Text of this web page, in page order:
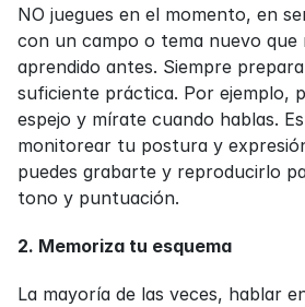
NO juegues en el momento, en
con un campo o tema nuevo que
aprendido antes. Siempre
suficiente práctica. Por ejemplo,
espejo y mírate cuando hablas.
monitorear tu postura y
puedes grabarte y reproducirlo
tono y puntuación.
2. Memoriza tu esquema
La mayoría de las veces, hablar